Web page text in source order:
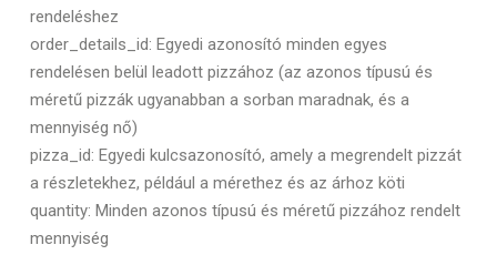
rendeléshez
order_details_id: Egyedi azonosító minden egyes
rendelésen belül leadott pizzához (az azonos típusú és
méretű pizzák ugyanabban a sorban maradnak, és a
mennyiség nő)
pizza_id: Egyedi kulcsazonosító, amely a megrendelt pizzát
a részletekhez, például a mérethez és az árhoz köti
quantity: Minden azonos típusú és méretű pizzához rendelt
mennyiség